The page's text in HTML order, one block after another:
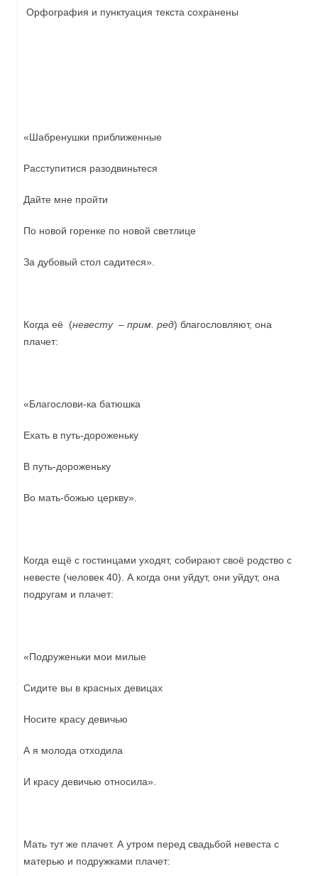
Орфография и пунктуация текста сохранены
«Шабренушки приближенные
Расступитися разодвиньтеся
Дайте мне пройти
По новой горенке по новой светлице
За дубовый стол садитеся».
Когда её (невесту – прим. ред) благословляют, она
плачет:
«Благослови-ка батюшка
Ехать в путь-дороженьку
В путь-дороженьку
Во мать-божью церкву».
Когда ещё с гостинцами уходят, собирают своё родство с
невесте (человек 40). А когда они уйдут, они уйдут, она
подругам и плачет:
«Подруженьки мои милые
Сидите вы в красных девицах
Носите красу девичью
А я молода отходила
И красу девичью относила».
Мать тут же плачет. А утром перед свадьбой невеста с
матерью и подружками плачет: